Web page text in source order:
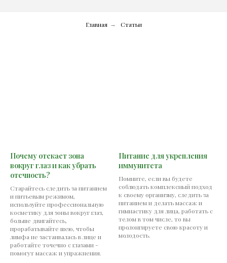
Главная → Статьи
Почему отекает зона
вокруг глаз и как убрать
отечность?
Старайтесь следить за питанием
и питьевым режимом,
используйте профессиональную
косметику для зоны вокруг глаз,
больше двигайтесь,
прорабатывайте шею, чтобы
лимфа не застаивалась в лице и
работайте точечно с глазами -
помогут массаж и упражнения.
Питание для укрепления
иммунитета
Помните, если вы будете
соблюдать комплексный подход
к своему организму, следить за
питанием и делать массаж и
гимнастику для лица, работать с
телом в том числе, то вы
пролонгируете свою красоту и
молодость.